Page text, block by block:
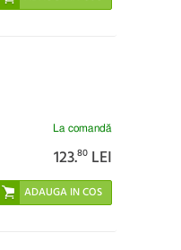
La comandă
123.80 LEI